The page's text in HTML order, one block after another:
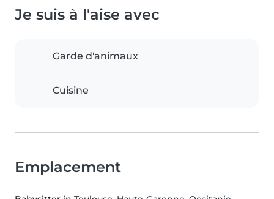
Je suis à l'aise avec
Garde d'animaux
Cuisine
Emplacement